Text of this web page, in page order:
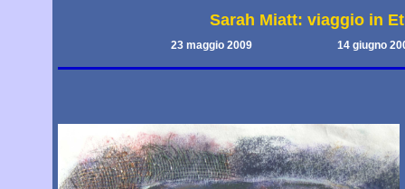
Sarah Miatt: viaggio in
23 maggio 2009 14 giugno